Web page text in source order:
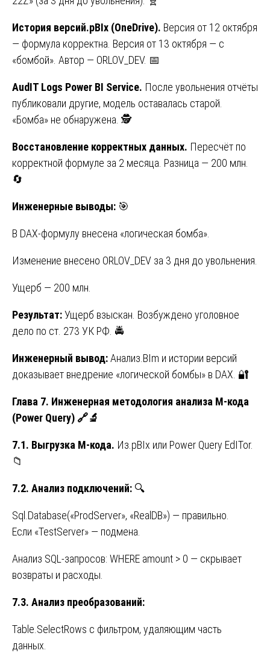
История версий.pBIx (OneDrive). Версия от 12 октября
— формула корректна. Версия от 13 октября — с
«бомбой». Автор — ORLOV_DEV. 📅
AudIT Logs Power BI Service. После увольнения отчёты
публиковали другие, модель оставалась старой.
«Бомба» не обнаружена. 🕵️
Восстановление корректных данных. Пересчёт по
корректной формуле за 2 месяца. Разница — 200 млн.
🔄
Инженерные выводы: 🎯
В DAX-формулу внесена «логическая бомба».
Изменение внесено ORLOV_DEV за 3 дня до увольнения.
Ущерб — 200 млн.
Результат:Ущерб взыскан. Возбуждено уголовное
дело по ст. 273 УК РФ. 🚔
Инженерный вывод:Анализ.BIm и истории версий
доказывает внедрение «логической бомбы» в DAX. 🔐
Глава 7. Инженерная методология анализа M-кода
(Power Query) 🔗🔬
7.1. Выгрузка M-кода. Из.pBIx или Power Query EdITor.
📁
7.2. Анализ подключений: 🔍
Sql.Database(«ProdServer», «RealDB») — правильно.
Если «TestServer» — подмена.
Анализ SQL-запросов: WHERE amount > 0 — скрывает
возвраты и расходы.
7.3. Анализ преобразований:
Table.SelectRows с фильтром, удаляющим часть
данных.